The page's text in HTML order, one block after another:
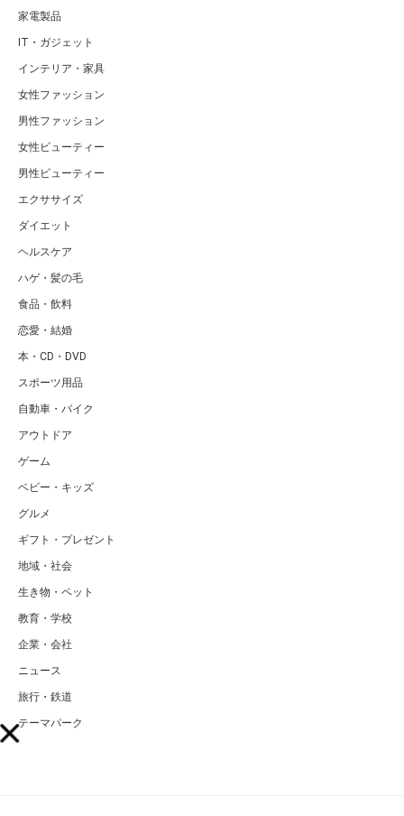
家電製品
IT・ガジェット
インテリア・家具
女性ファッション
男性ファッション
女性ビューティー
男性ビューティー
エクササイズ
ダイエット
ヘルスケア
ハゲ・髪の毛
食品・飲料
恋愛・結婚
本・CD・DVD
スポーツ用品
自動車・バイク
アウトドア
ゲーム
ベビー・キッズ
グルメ
ギフト・プレゼント
地域・社会
生き物・ペット
教育・学校
企業・会社
ニュース
旅行・鉄道
テーマパーク